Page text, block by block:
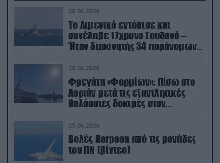
30.06.2026
Το Λιμενικό εντόπισε και
συνέλαβε 17χρονο Σουδανό –
Ήταν διακινητής 34 παράνομων
μεταναστών
30.06.2026
Φρεγάτα «Φορμίων»: Πίσω στο
Λοριάν μετά τις εξαντλητικές
θαλάσσιες δοκιμές στον
απαιτητικό Βισκαϊκό
25.06.2026
Βολές Harpoon από τις μονάδες
του ΠΝ (βίντεο)